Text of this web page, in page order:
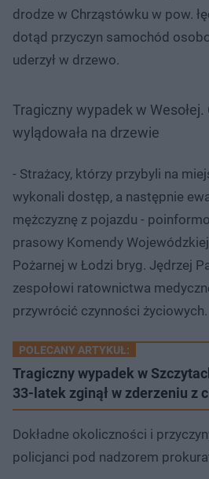
drodze w Chrząstówku w pow.
dotąd przyczyn samochód
uderzył w drzewo.
Tragiczny wypadek w Wesołej.
wylądowała na drzewie
- Strażacy, którzy przybyli na
wykonali dostęp, a następnie
mężczyznę z pojazdu -
prasowy Komendy
Pożarnej w Łodzi bryg. Jędrzej
zespołowi ratownictwa
przywrócić czynności życiowych.
POLECANY ARTYKUŁ:
Tragiczny wypadek w
33-latek zginął w zderzeniu z
Dokładne okoliczności i
policjanci pod nadzorem